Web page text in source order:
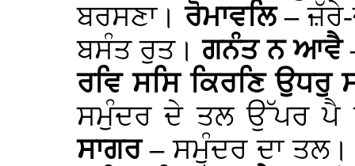
ਬਰਸਣਾ।ਰੋਮਾਵਲਿ –
ਬਸੰਤ ਰੁਤ।ਗਨੰਤ ਨ ਆਵੈ
ਰਵਿ ਸਸਿ ਕਿਰਣਿ ਉਧਰੁ
ਸਮੁੰਦਰ ਦੇ ਤਲ ਉੱਪਰ ਪੈ
ਸਾਗਰ –ਸਮੁੰਦਰ ਦਾ